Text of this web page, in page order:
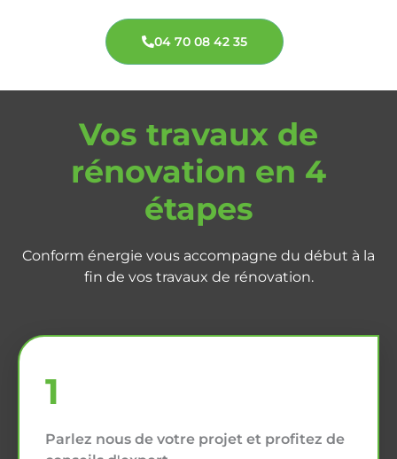
04 70 08 42 35
Vos travaux de
rénovation en 4
étapes
Conform énergie vous accompagne du début à la
fin de vos travaux de rénovation.
1
Parlez nous de votre projet et profitez de